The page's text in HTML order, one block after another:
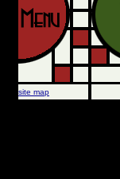
site map